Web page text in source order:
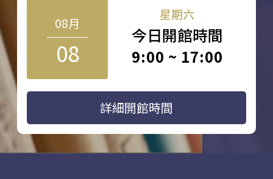
08月
08
星期六
今日開館時間
9:00 ~ 17:00
詳細開館時間